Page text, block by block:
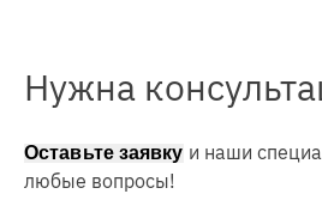
Нужна
Оставьте заявку и наши
любые вопросы!